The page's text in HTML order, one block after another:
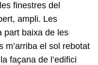
finestres del
ampli. Les
part baixa de les
m’arriba el sol rebotat
façana de l’edifici